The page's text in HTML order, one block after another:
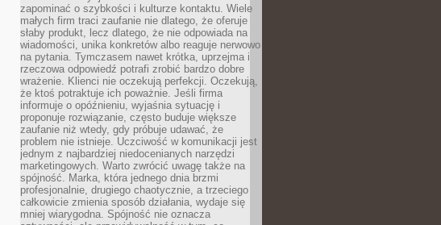
zapominać o szybkości i kulturze kontaktu. Wiele
małych firm traci zaufanie nie dlatego, że oferuje
słaby produkt, lecz dlatego, że nie odpowiada na
wiadomości, unika konkretów albo reaguje nerwowo
na pytania. Tymczasem nawet krótka, uprzejma i
rzeczowa odpowiedź potrafi zrobić bardzo dobre
wrażenie. Klienci nie oczekują perfekcji. Oczekują,
że ktoś potraktuje ich poważnie. Jeśli firma
informuje o opóźnieniu, wyjaśnia sytuację i
proponuje rozwiązanie, często buduje większe
zaufanie niż wtedy, gdy próbuje udawać, że
problem nie istnieje. Uczciwość w komunikacji jest
jednym z najbardziej niedocenianych narzędzi
marketingowych. Warto zwrócić uwagę także na
spójność. Marka, która jednego dnia brzmi
profesjonalnie, drugiego chaotycznie, a trzeciego
całkowicie zmienia sposób działania, wydaje się
mniej wiarygodna. Spójność nie oznacza